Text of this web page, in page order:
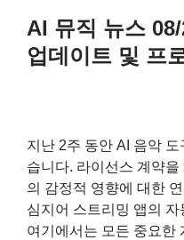
AI 뮤직 뉴스
업데이트 및 프
지난 2주 동안 AI 음악
습니다. 라이선스 계약
의 감정적 영향에 대한
심지어 스트리밍 앱의
여기에서는 모든 중요한